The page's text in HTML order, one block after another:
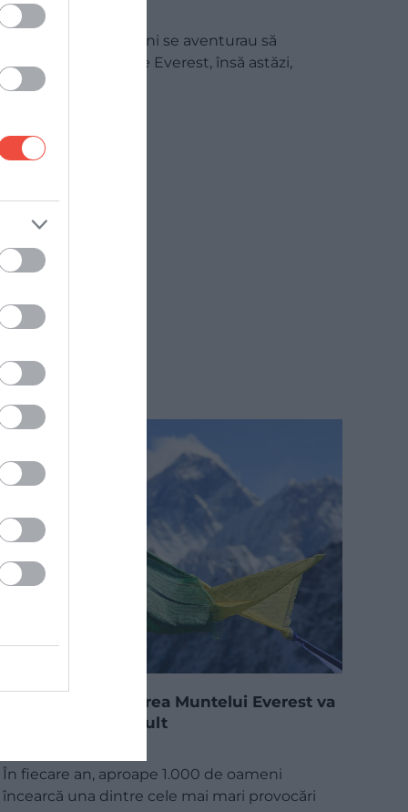
Everest
Odinioară, doar puțini se aventurau să
cucerească Muntele Everest, însă astăzi,
mulțimi de turiști…
De acum, escladarea Muntelui Everest va
costa mult mai mult
În fiecare an, aproape 1.000 de oameni
încearcă una dintre cele mai mari provocări